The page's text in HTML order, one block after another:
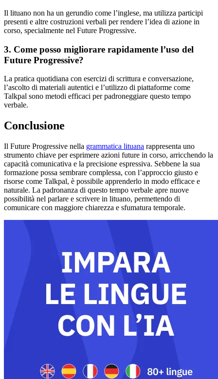
Il lituano non ha un gerundio come l’inglese, ma utilizza participi
presenti e altre costruzioni verbali per rendere l’idea di azione in
corso, specialmente nel Future Progressive.
3. Come posso migliorare rapidamente l’uso del
Future Progressive?
La pratica quotidiana con esercizi di scrittura e conversazione,
l’ascolto di materiali autentici e l’utilizzo di piattaforme come
Talkpal sono metodi efficaci per padroneggiare questo tempo
verbale.
Conclusione
Il Future Progressive nella grammatica lituana rappresenta uno
strumento chiave per esprimere azioni future in corso, arricchendo la
capacità comunicativa e la precisione espressiva. Sebbene la sua
formazione possa sembrare complessa, con l’approccio giusto e
risorse come Talkpal, è possibile apprenderlo in modo efficace e
naturale. La padronanza di questo tempo verbale apre nuove
possibilità nel parlare e scrivere in lituano, permettendo di
comunicare con maggiore chiarezza e sfumatura temporale.